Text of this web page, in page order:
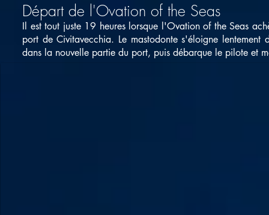
Départ de l'Ovation of the Seas
Il est tout juste 19 heures lorsque l'Ovation of the Seas
port de Civitavecchia. Le mastodonte s'éloigne
dans la nouvelle partie du port, puis débarque le pilote et